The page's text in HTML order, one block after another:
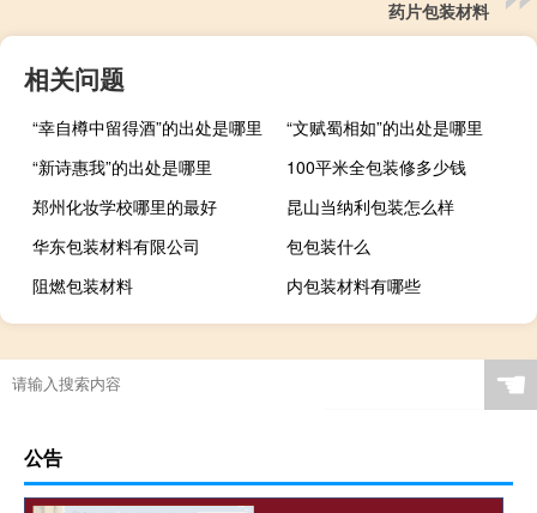
药片包装材料
相关问题
“幸自樽中留得酒”的出处是哪里
“文赋蜀相如”的出处是哪里
“新诗惠我”的出处是哪里
100平米全包装修多少钱
郑州化妆学校哪里的最好
昆山当纳利包装怎么样
华东包装材料有限公司
包包装什么
阻燃包装材料
内包装材料有哪些
☚
公告